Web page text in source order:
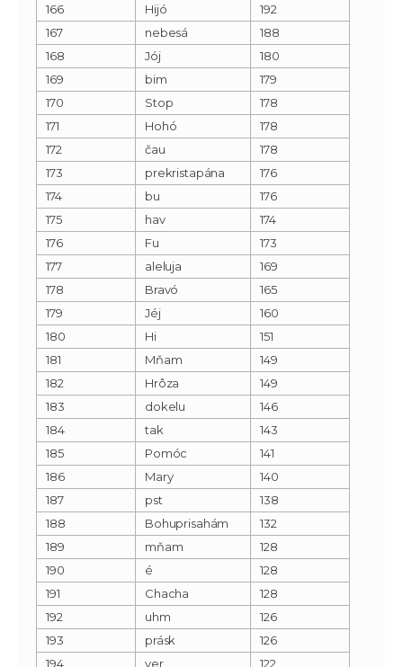
166
Hijó
192
167
nebesá
188
168
Jój
180
169
bim
179
170
Stop
178
171
Hohó
178
172
čau
178
173
prekristapána
176
174
bu
176
175
hav
174
176
Fu
173
177
aleluja
169
178
Bravó
165
179
Jéj
160
180
Hi
151
181
Mňam
149
182
Hrôza
149
183
dokelu
146
184
tak
143
185
Pomóc
141
186
Mary
140
187
pst
138
188
Bohuprisahám
132
189
mňam
128
190
é
128
191
Chacha
128
192
uhm
126
193
prásk
126
194
ver 122